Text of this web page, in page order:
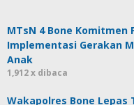
MTsN 4 Bone Komitmen
Implementasi Gerakan
Anak
1,912 x dibaca
Wakapolres Bone Lepas